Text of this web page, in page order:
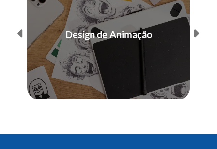
Design de Animação